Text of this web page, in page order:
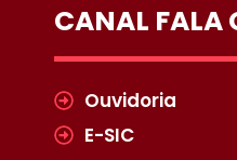
CANAL FALA
Ouvidoria
E-SIC